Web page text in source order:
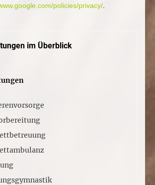
policies/privacy/
im Überblick